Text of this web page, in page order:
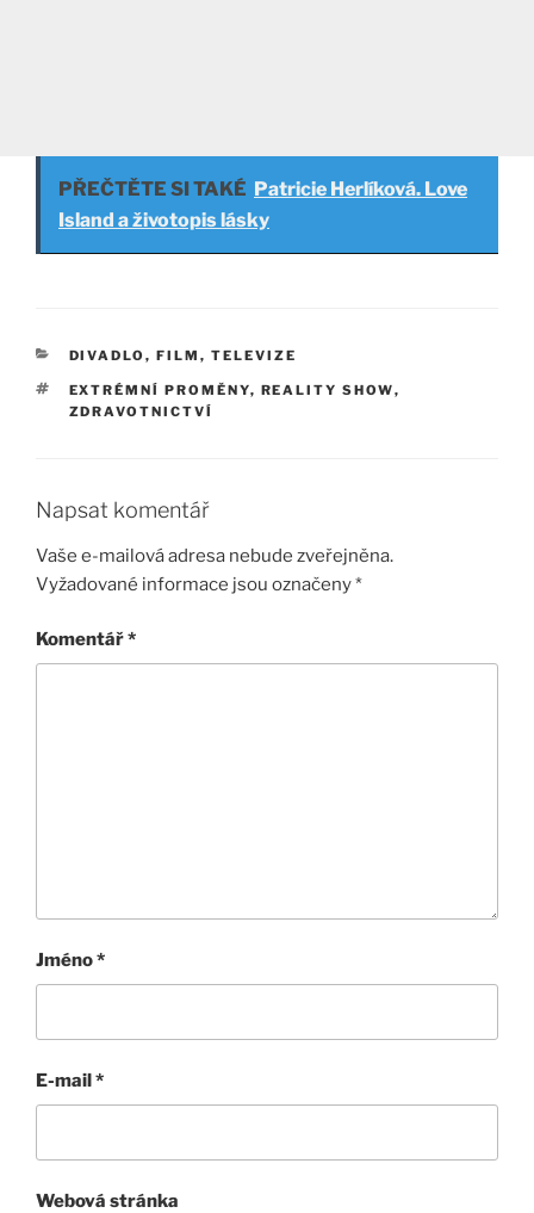
PŘEČTĚTE SI TAKÉ Patricie Herlíková. Love
Island a životopis lásky
RUBRIKY
DIVADLO, FILM, TELEVIZE
ŠTÍTKY
EXTRÉMNÍ PROMĚNY, REALITY SHOW,
ZDRAVOTNICTVÍ
Napsat komentář
Vaše e-mailová adresa nebude zveřejněna.
Vyžadované informace jsou označeny*
Komentář*
Jméno*
E-mail*
Webová stránka